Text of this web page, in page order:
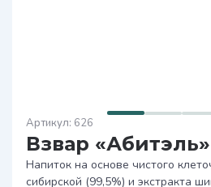
Взвар «Абитэль»
Напиток на основе чистого
сибирской (99,5%) и экстракта
626